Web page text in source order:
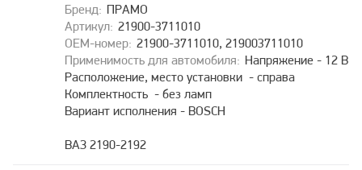
ПРАМО
21900-3711010
21900-3711010, 219003711010
Напряжение - 12 В
Расположение, место установки - справа
Комплектность - без ламп
Вариант исполнения - BOSCH
ВАЗ 2190-2192